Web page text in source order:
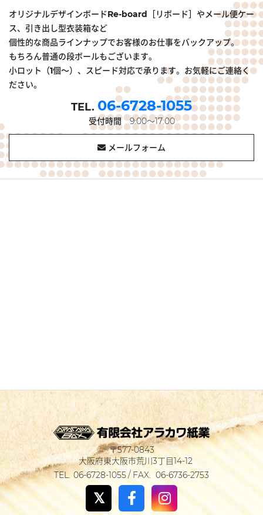
オリジナルデザインボードRe-board［リボード］やメール便ケー
ス、引き出し型衣装箱など
個性的な商品ラインナップでお客様のお仕事をバックアップ。
もちろん普通の段ボールもございます。
小ロット（1個～）、スピード対応で承ります。お気軽にご連絡く
ださい。
06-6728-1055
受付時間9:00～17:00
メールフォーム
577-0843
大阪府東大阪市荒川3丁目14-12
06-6728-1055
06-6736-2753